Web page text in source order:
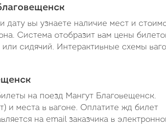
1
минута
вы узнаете наличие мест и
Система отобразит вам цены
или сидячий. Интерактивные схемы
на поезд Мангут Благовещенск.
и места в вагоне. Оплатите жд билет
на email заказчика в